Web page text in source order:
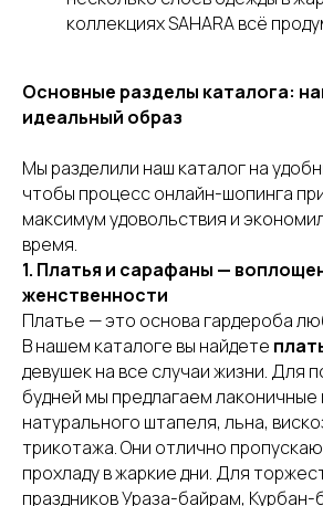
коллекциях SAHARA всё
Основные разделы каталога:
идеальный образ
Мы разделили наш каталог на
чтобы процесс онлайн-шопинга
максимум удовольствия и
время.
1. Платья и сарафаны —
женственности
Платье — это основа гардероба
В нашем каталоге вы найдете
девушек на все случаи жизни. Для
будней мы предлагаем лаконичные
натурального штапеля, льна,
трикотажа. Они отлично
прохладу в жаркие дни. Для
праздников Ураза-байрам, Курбан-